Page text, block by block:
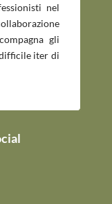
nel
gli
iter di